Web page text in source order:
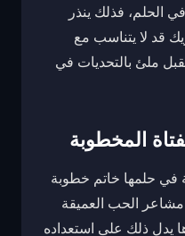
الحلم، فذلك ينذر
قد لا يتناسب مع
ملئ بالتحديات في
المخطوبة
في حلمها خاتم خطوبة
مشاعر الحب العميقة
يدل ذلك على استعداده